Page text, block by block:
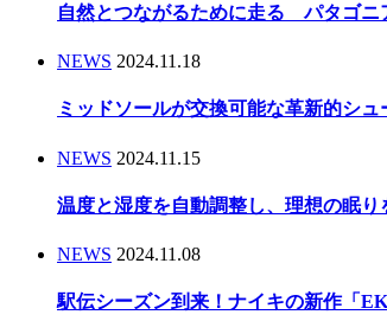
自然とつながるために走る パタゴニ
NEWS 2024.11.18
ミッドソールが交換可能な革新的シュ
NEWS 2024.11.15
温度と湿度を自動調整し、理想の眠り
NEWS 2024.11.08
駅伝シーズン到来！ナイキの新作「